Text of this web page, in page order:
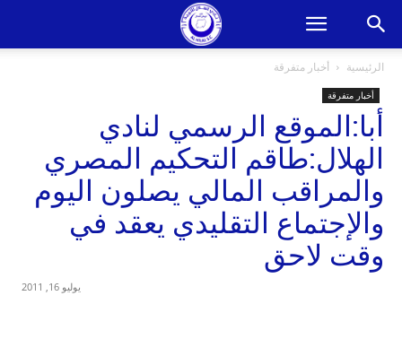
الرئيسية أخبار متفرقة
أخبار متفرقة
أبا:الموقع الرسمي لنادي
الهلال:طاقم التحكيم المصري
والمراقب المالي يصلون اليوم
والإجتماع التقليدي يعقد في
وقت لاحق
يوليو 16, 2011